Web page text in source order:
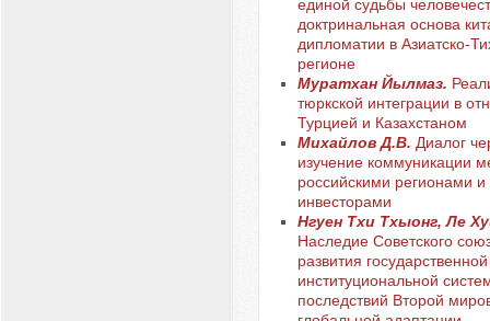
единой судьбы
доктринальная основа
дипломатии в Азиатско-
регионе
Муратхан Йылмаз.
тюркской интеграции в
Турцией и Казахстаном
Михайлов Д.В. Диалог
изучение коммуникации
российскими регионами и
инвесторами
Нгуен Тхи Тхыонг, Ле
Наследие Советского
развития государственной
институциональной
последствий Второй